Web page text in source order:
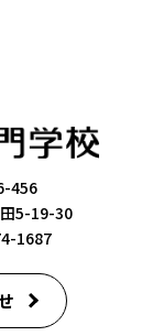
456
5-19-30
1687